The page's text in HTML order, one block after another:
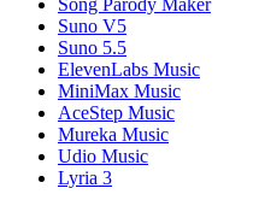
Song Parody Maker
Suno V5
Suno 5.5
ElevenLabs Music
MiniMax Music
AceStep Music
Mureka Music
Udio Music
Lyria 3